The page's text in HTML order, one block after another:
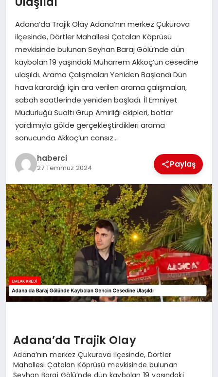
SAĞLIK
SIYASET
SPOR
TEKNOLOJI
YAŞAM
Adana’da Trajik Olay Adana’nın merkez Çukurova
ilçesinde, Dörtler Mahallesi Çatalan Köprüsü
mevkisinde bulunan Seyhan Baraj Gölü’nde dün
kaybolan 19 yaşındaki Muharrem Akkoç’un cesedine
ulaşıldı. Arama Çalışmaları Yeniden Başlandı Dün
hava karardığı için ara verilen arama çalışmaları,
sabah saatlerinde yeniden başladı. İl Emniyet
Müdürlüğü Sualtı Grup Amirliği ekipleri, botlar
yardımıyla gölde gerçekleştirdikleri arama
sonucunda Akkoç’un cansız…
haberci
27 Temmuz 2024 Paylaş
Adana’da Trajik Olay
Adana’nın merkez Çukurova ilçesinde, Dörtler
Mahallesi Çatalan Köprüsü mevkisinde bulunan
Seyhan Baraj Gölü’nde dün kaybolan 19 yaşındaki